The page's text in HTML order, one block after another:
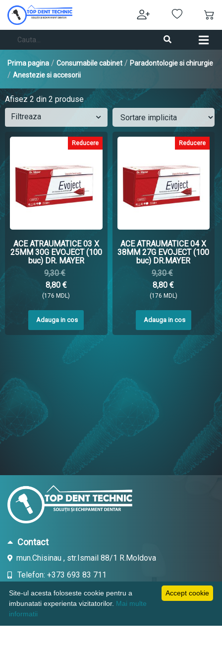
Prima pagina / Consumabile cabinet / Paradontologie si chirurgie
/ Anestezie si accesorii
Afisez2 din 2 produse
Filtreaza
Reducere
ACE ATRAUMATICE 03 X
25MM 30G EVOJECT (100
buc) DR. MAYER
9,30 €
8,80 €
(176 MDL)
Adauga in cos
Reducere
ACE ATRAUMATICE 04 X
38MM 27G EVOJECT (100
buc) DR.MAYER
9,30 €
8,80 €
(176 MDL)
Adauga in cos
Contact
mun.Chisinau , str.Ismail 88/1 R.Moldova
Telefon: +373 693 83 711
Email: topdent.technic@gmail.com
Accept cookie
Site-ul acesta foloseste cookie pentru a
imbunatati experienta vizitatorilor. Mai multe
informatii